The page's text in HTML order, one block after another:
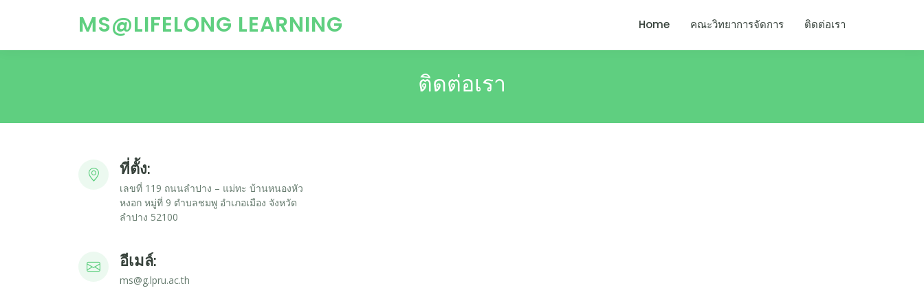
MS@LIFELONG LEARNING Home คณะวิทยาการจัดการ ติดต่อเรา
ติดต่อเรา
ที่ตั้ง:
เลขที่ 119 ถนนลำปาง – แม่ทะ บ้านหนองหัว
หงอก หมู่ที่ 9 ตำบลชมพู อำเภอเมือง จังหวัด
ลำปาง 52100
อีเมล์:
ms@g.lpru.ac.th